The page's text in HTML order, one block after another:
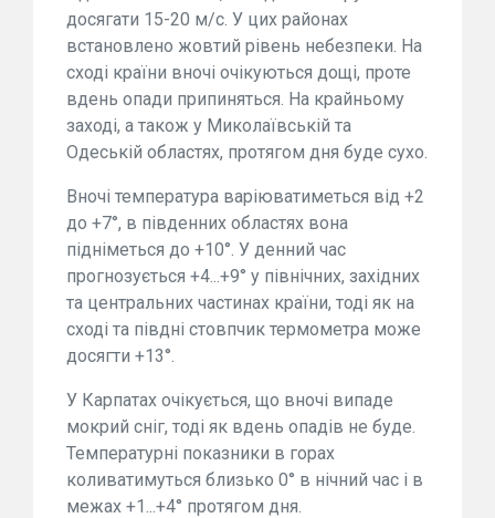
досягати 15-20 м/с. У цих районах
встановлено жовтий рівень небезпеки. На
сході країни вночі очікуються дощі, проте
вдень опади припиняться. На крайньому
заході, а також у Миколаївській та
Одеській областях, протягом дня буде сухо.
Вночі температура варіюватиметься від +2
до +7°, в південних областях вона
підніметься до +10°. У денний час
прогнозується +4...+9° у північних, західних
та центральних частинах країни, тоді як на
сході та півдні стовпчик термометра може
досягти +13°.
У Карпатах очікується, що вночі випаде
мокрий сніг, тоді як вдень опадів не буде.
Температурні показники в горах
коливатимуться близько 0° в нічний час і в
межах +1...+4° протягом дня.